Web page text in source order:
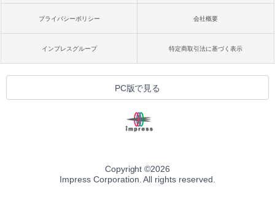
プライバシーポリシー 会社概要
インプレスグループ 特定商取引法に基づく表示
PC版で見る
Copyright ©2026
Impress Corporation. All rights reserved.